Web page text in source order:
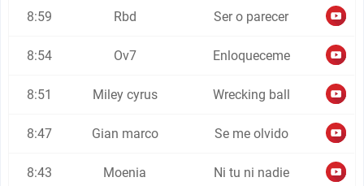
8:59 Rbd Ser o parecer
8:54 Ov7 Enloqueceme
8:51 Miley cyrus Wrecking ball
8:47 Gian marco Se me olvido
8:43 Moenia Ni tu ni nadie